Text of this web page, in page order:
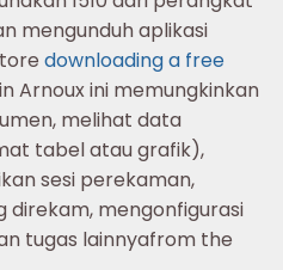
mengunduh aplikasi
downloading a free
Arnoux ini memungkinkan
melihat data
tabel atau grafik),
sesi perekaman,
direkam, mengonfigurasi
tugas lainnyafrom the